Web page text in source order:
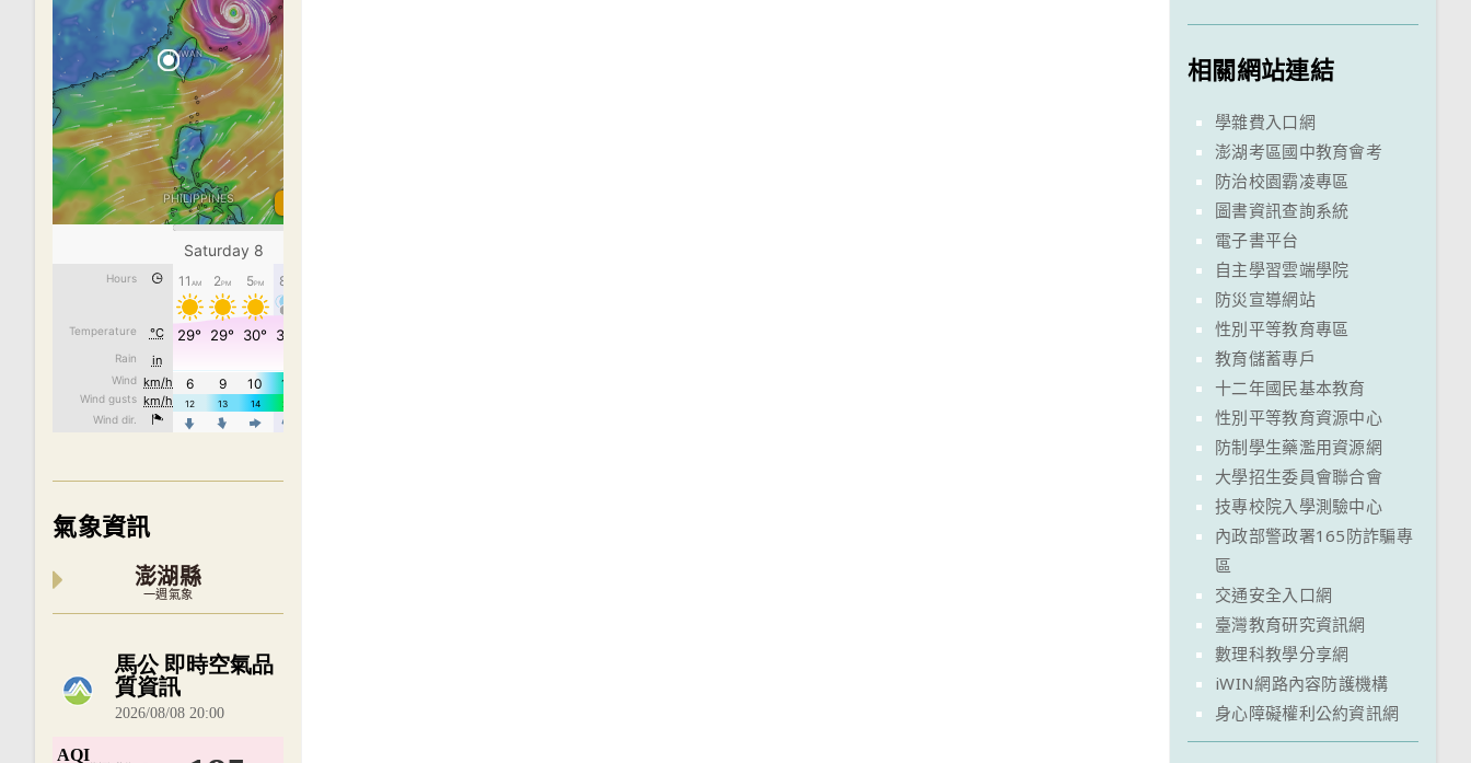
氣象資訊
澎湖縣
一週氣象
內嵌空氣品質小工具為視覺預覽，完整即時空氣品質資料請開啟
相關網站連結
學雜費入口網
澎湖考區國中教育會考
防治校園霸凌專區
圖書資訊查詢系統
電子書平台
自主學習雲端學院
防災宣導網站
性別平等教育專區
教育儲蓄專戶
十二年國民基本教育
性別平等教育資源中心
防制學生藥濫用資源網
大學招生委員會聯合會
技專校院入學測驗中心
內政部警政署165防詐騙專
區
交通安全入口網
臺灣教育研究資訊網
數理科教學分享網
iWIN網路內容防護機構
身心障礙權利公約資訊網